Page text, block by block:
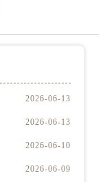
2026-06-13
2026-06-13
2026-06-10
2026-06-09